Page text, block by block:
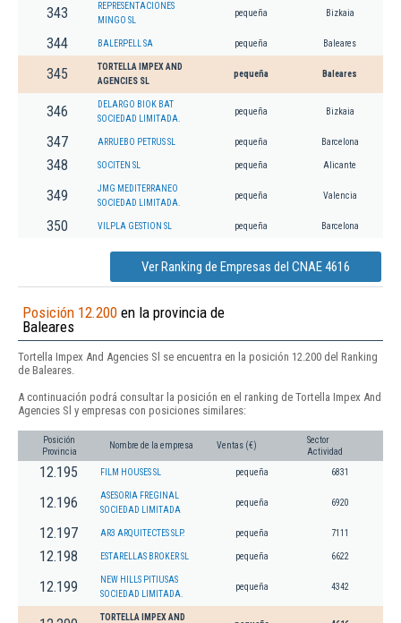
343
REPRESENTACIONES
MINGO SL
pequeña Bizkaia
344 BALERPELL SA pequeña Baleares
345
TORTELLA IMPEX AND
AGENCIES SL
pequeña Baleares
346
DELARGO BIOK BAT
SOCIEDAD LIMITADA.
pequeña Bizkaia
347 ARRUEBO PETRUS SL pequeña Barcelona
348 SOCITEN SL pequeña Alicante
349
JMG MEDITERRANEO
SOCIEDAD LIMITADA.
pequeña Valencia
350 VILPLA GESTION SL pequeña Barcelona
Ver Ranking de Empresas del CNAE 4616
Posición 12.200 en la provincia de
Baleares
Tortella Impex And Agencies Sl se encuentra en la posición 12.200 del Ranking
de Baleares.
A continuación podrá consultar la posición en el ranking de Tortella Impex And
Agencies Sl y empresas con posiciones similares:
Posición
Provincia
Nombre de la empresa Ventas (€)
Sector
Actividad
12.195 FILM HOUSES SL pequeña 6831
12.196
ASESORIA FREGINAL
SOCIEDAD LIMITADA
pequeña 6920
12.197 AR3 ARQUITECTES SLP. pequeña 7111
12.198 ESTARELLAS BROKER SL pequeña 6622
12.199
NEW HILLS PITIUSAS
SOCIEDAD LIMITADA.
pequeña 4342
TORTELLA IMPEX AND